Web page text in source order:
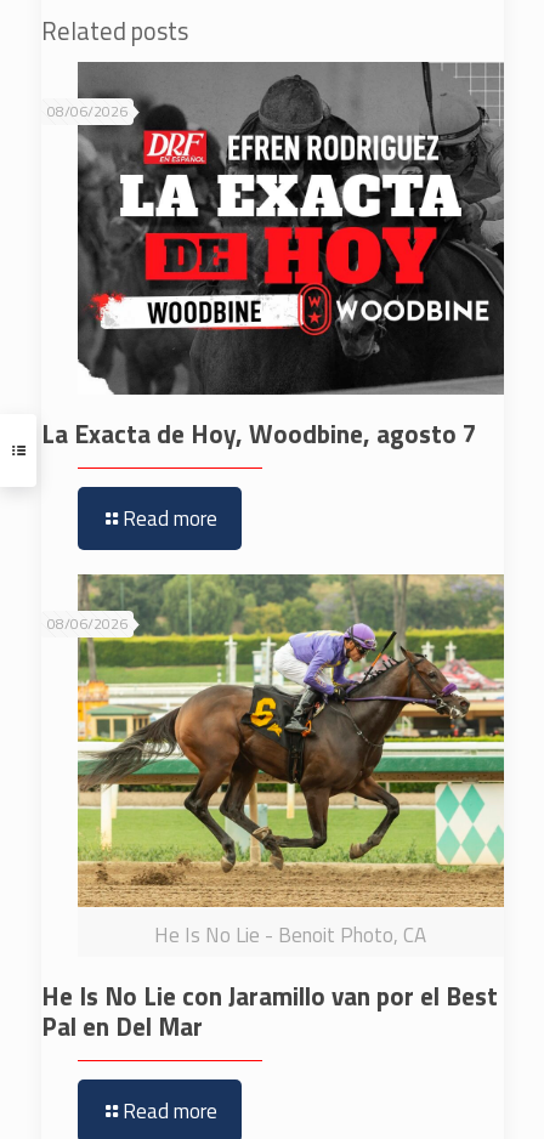
Related posts
08/06/2026
La Exacta de Hoy, Woodbine, agosto 7
Read more
He Is No Lie - Benoit Photo, CA
08/06/2026
He Is No Lie con Jaramillo van por el Best
Pal en Del Mar
Read more